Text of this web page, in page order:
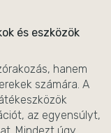
és eszközök
hanem
számára. A
az egyensúlyt,